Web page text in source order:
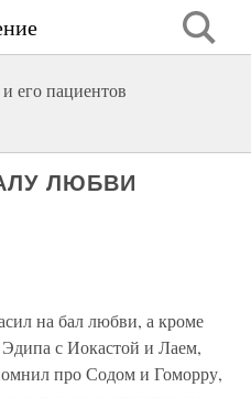
его пациентов
ЛЮБВИ
на бал любви, а кроме
с Иокастой и Лаем,
про Содом и Гоморру,